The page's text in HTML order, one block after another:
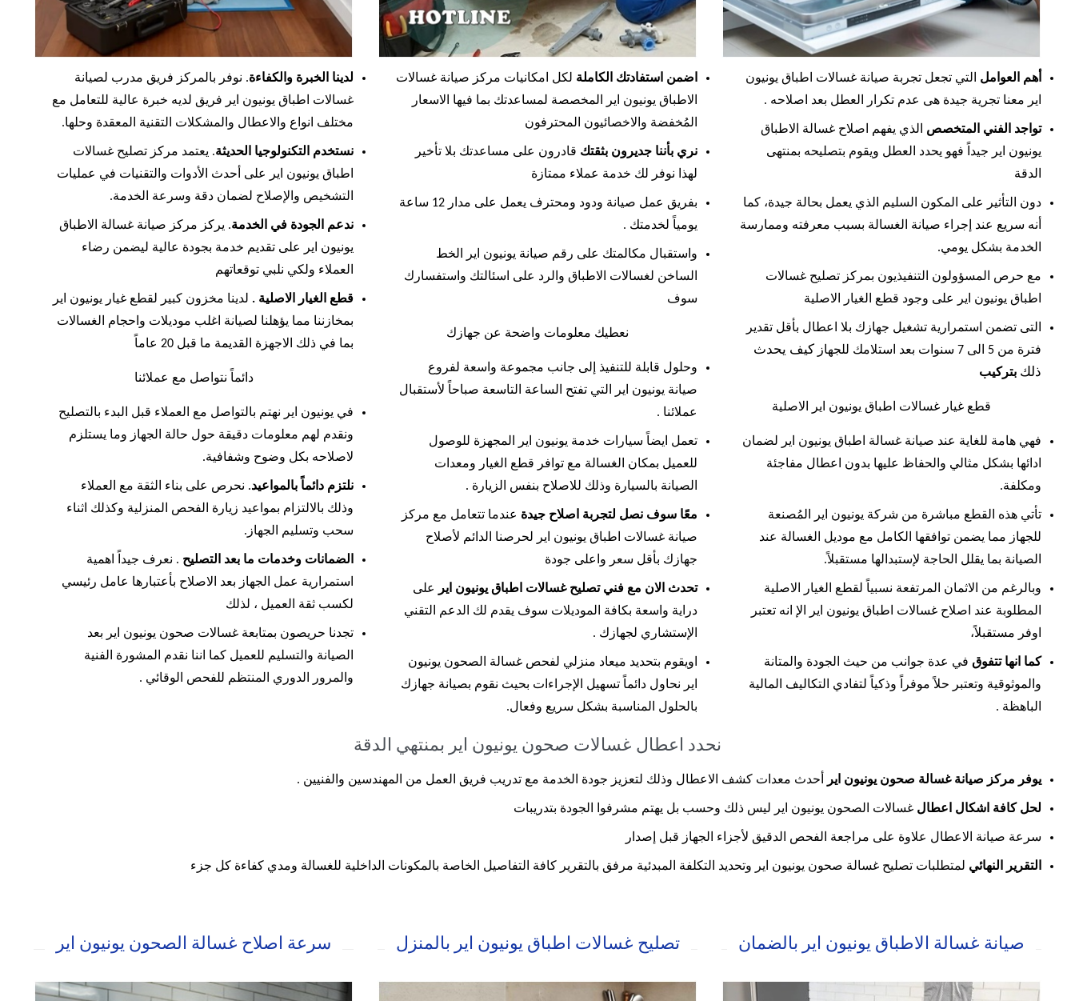
لدينا الخبرة والكفاءة. نوفر بالمركز فريق مدرب لصيانة
غسالات اطباق يونيون اير فريق لديه خبرة عالية للتعامل مع
مختلف انواع والاعطال والمشكلات التقنية المعقدة وحلها.
نستخدم التكنولوجيا الحديثة. يعتمد مركز تصليح غسالات
اطباق يونيون اير على أحدث الأدوات والتقنيات في عمليات
التشخيص والإصلاح لضمان دقة وسرعة الخدمة.
ندعم الجودة في الخدمة. يركز مركز صيانة غسالة الاطباق
يونيون اير على تقديم خدمة بجودة عالية ليضمن رضاء
العملاء ولكي نلبي توقعاتهم
قطع الغيار الاصلية . لدينا مخزون كبير لقطع غيار يونيون اير
بمخازننا مما يؤهلنا لصيانة اغلب موديلات واحجام الغسالات
بما في ذلك الاجهزة القديمة ما قبل 20 عاماً
دائماً نتواصل مع عملائنا
في يونيون اير نهتم بالتواصل مع العملاء قبل البدء بالتصليح
ونقدم لهم معلومات دقيقة حول حالة الجهاز وما يستلزم
لاصلاحه بكل وضوح وشفافية.
نلتزم دائماً بالمواعيد. نحرص على بناء الثقة مع العملاء
وذلك بالالتزام بمواعيد زيارة الفحص المنزلية وكذلك اثناء
سحب وتسليم الجهاز.
الضمانات وخدمات ما بعد التصليح . نعرف جيداً اهمية
استمرارية عمل الجهاز بعد الاصلاح بأعتبارها عامل رئيسي
لكسب ثقة العميل ، لذلك
تجدنا حريصون بمتابعة غسالات صحون يونيون اير بعد
الصيانة والتسليم للعميل كما اننا نقدم المشورة الفنية
والمرور الدوري المنتظم للفحص الوقائي .
اضمن استفادتك الكاملة لكل امكانيات مركز صيانة غسالات
الاطباق يونيون اير المخصصة لمساعدتك بما فيها الاسعار
المُخفضة والاخصائيون المحترفون
نري بأننا جديرون بثقتك قادرون على مساعدتك بلا تأخير
لهذا نوفر لك خدمة عملاء ممتازة
بفريق عمل صيانة ودود ومحترف يعمل على مدار 12 ساعة
يومياً لخدمتك .
واستقبال مكالمتك على رقم صيانة يونيون اير الخط
الساخن لغسالات الاطباق والرد على اسئالتك واستفسارك
سوف
نعطيك معلومات واضحة عن جهازك
وحلول قابلة للتنفيذ إلى جانب مجموعة واسعة لفروع
صيانة يونيون اير التي تفتح الساعة التاسعة صباحاً لأستقبال
عملائنا .
تعمل ايضاً سيارات خدمة يونيون اير المجهزة للوصول
للعميل بمكان الغسالة مع توافر قطع الغيار ومعدات
الصيانة بالسيارة وذلك للاصلاح بنفس الزيارة .
معًا سوف نصل لتجربة اصلاح جيدة عندما تتعامل مع مركز
صيانة غسالات اطباق يونيون اير لحرصنا الدائم لأصلاح
جهازك بأقل سعر واعلى جودة
تحدث الان مع فني تصليح غسالات اطباق يونيون اير
على
دراية واسعة بكافة الموديلات سوف يقدم لك الدعم التقني
الإستشاري لجهازك .
اويقوم بتحديد ميعاد منزلي لفحص غسالة الصحون يونيون
اير نحاول دائماً تسهيل الإجراءات بحيث نقوم بصيانة جهازك
بالحلول المناسبة بشكل سريع وفعال.
أهم العوامل التي تجعل تجربة صيانة غسالات اطباق يونيون
اير معنا تجرية جيدة هى عدم تكرار العطل بعد اصلاحه .
تواجد الفني المتخصص الذي يفهم اصلاح غسالة الاطباق
يونيون اير جيداً فهو يحدد العطل ويقوم بتصليحه بمنتهى
الدقة
دون التأثير على المكون السليم الذي يعمل بحالة جيدة، كما
أنه سريع عند إجراء صيانة الغسالة بسبب معرفته وممارسة
الخدمة بشكل يومي.
مع حرص المسؤولون التنفيذيون بمركز تصليح غسالات
اطباق يونيون اير على وجود قطع الغيار الاصلية
التى تضمن استمرارية تشغيل جهازك بلا اعطال بأقل تقدير
فترة من 5 الى 7 سنوات بعد استلامك للجهاز
كيف يحدث
ذلك بتركيب
قطع غيار غسالات اطباق يونيون اير الاصلية
فهي هامة للغاية عند صيانة غسالة اطباق يونيون اير لضمان
ادائها بشكل مثالي والحفاظ عليها بدون اعطال مفاجئة
ومكلفة.
تأتي هذه القطع مباشرة من شركة يونيون اير المُصنعة
للجهاز مما يضمن توافقها الكامل مع موديل الغسالة عند
الصيانة بما يقلل الحاجة لإستبدالها مستقبلاً.
وبالرغم من الاثمان المرتفعة نسبياً لقطع الغيار الاصلية
المطلوبة عند اصلاح غسالات اطباق يونيون اير الإ انه تعتبر
اوفر مستقبلاً،
كما انها تتفوق في عدة جوانب من حيث الجودة والمتانة
والموثوقية وتعتبر حلاً موفراً وذكياً لتفادي التكاليف المالية
الباهظة .
نحدد اعطال غسالات صحون يونيون اير بمنتهي الدقة
يوفر مركز صيانة غسالة صحون يونيون اير أحدث معدات كشف الاعطال وذلك لتعزيز جودة الخدمة مع تدريب فريق العمل من المهندسين والفنيين .
لحل كافة اشكال اعطال غسالات الصحون يونيون اير ليس ذلك وحسب بل يهتم مشرفوا الجودة بتدريبات
سرعة صيانة الاعطال علاوة على مراجعة الفحص الدقيق لأجزاء الجهاز قبل إصدار
التقرير النهائي لمتطلبات تصليح غسالة صحون يونيون اير وتحديد التكلفة المبدئية مرفق بالتقرير كافة التفاصيل الخاصة بالمكونات الداخلية للغسالة ومدي كفاءة كل جزء
سرعة اصلاح غسالة الصحون يونيون اير تصليح غسالات اطباق يونيون اير بالمنزل صيانة غسالة الاطباق يونيون اير بالضمان